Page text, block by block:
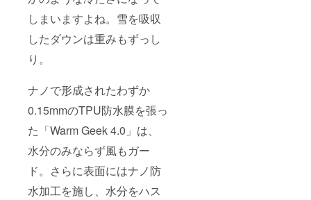
しまいますよね。雪を吸収
したダウンは重みもずっし
り。
ナノで形成されたわずか
0.15mmのTPU防水膜を張っ
た「Warm Geek 4.0」は、
水分のみならず風もガー
ド。さらに表面にはナノ防
水加工を施し、水分をハス